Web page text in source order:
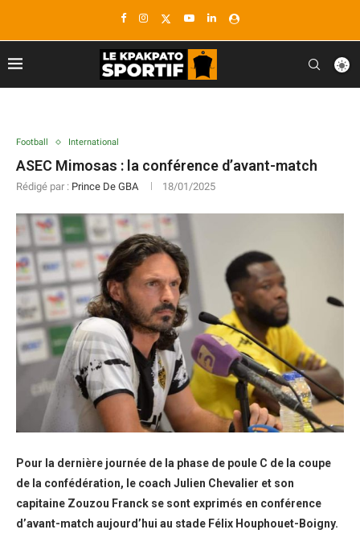
Football International
ASEC Mimosas : la conférence d’avant-match
Rédigé par : Prince De GBA 18/01/2025
Pour la dernière journée de la phase de poule C de la coupe
de la confédération, le coach Julien Chevalier et son
capitaine Zouzou Franck se sont exprimés en conférence
d’avant-match aujourd’hui au stade Félix Houphouet-Boigny.